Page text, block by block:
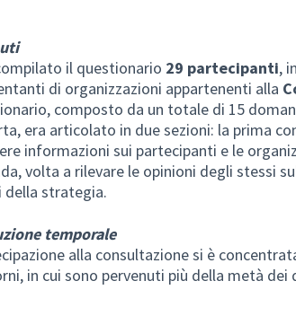
il questionario 29 partecipanti,
di organizzazioni appartenenti alla
composto da un totale di 15
era articolato in due sezioni: la prima
informazioni sui partecipanti e le
volta a rilevare le opinioni degli stessi
strategia.
temporale
alla consultazione si è
in cui sono pervenuti più della metà